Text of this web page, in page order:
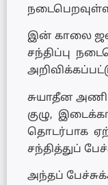
இன் காலை
சந்திப்பு
சுயாதீன
குழு,
தொடர்பாக
சந்தித்துப்
அந்தப்